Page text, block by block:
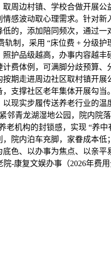
周边村镇、学校合做开展
感波动取心理需求。针对
的，添加陪同频次，通过
制，采用 “床位费 + 分级
护品级越高，办事内容越
费体例，可满脚分歧预算
期走进周边社区取村镇开
支撑社区老年集体开展勾
现实步履传送养老行业的
青龙湖湿地公园，院内
机构的封锁感，实现 “养
院内泊车充脚，家眷成本
色、以办事为焦点、以亲
-康复文娱办事（2026年费